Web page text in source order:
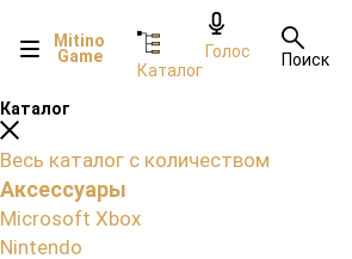
Mitino
Game
Каталог
Голос Поиск
Каталог
Весь каталог с количеством
Аксессуары
Microsoft Xbox
Nintendo